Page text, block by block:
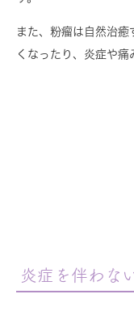
また、粉瘤は自然治癒
くなったり、炎症や痛
炎症を伴わな